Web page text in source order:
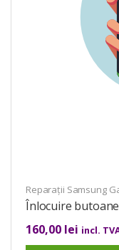
Reparații Samsung
Înlocuire butoane
160,00 lei incl.